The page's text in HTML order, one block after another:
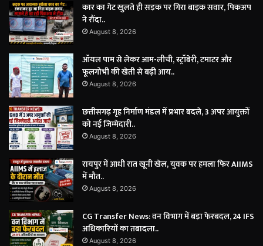
कार का गेट खुलते ही सड़क पर गिरा बाइक सवार, पिकअप
ने रौंदा..
August 8, 2026
ऑयल पाम से लेकर आम-लीची, स्ट्रॉबेरी, टमाटर और
फूलगोभी की खेती से बढ़ी आय..
August 8, 2026
छत्तीसगढ़ गृह निर्माण मंडल में प्रभार बदले, 3 अपर आयुक्तों
को नई जिम्मेदारी..
August 8, 2026
रायपुर में आधी रात खूनी खेल, युवक पर हमला फिर AIIMS
में मौत..
August 8, 2026
CG Transfer News: वन विभाग में बड़ा फेरबदल, 24 IFS
अधिकारियों का तबादला..
August 8, 2026